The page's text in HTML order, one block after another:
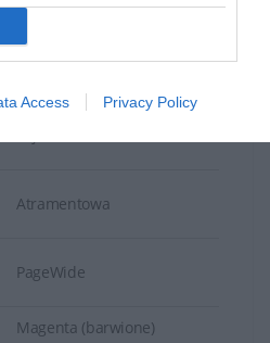
Access Privacy Policy
Atramentowa
PageWide
Magenta (barwione)